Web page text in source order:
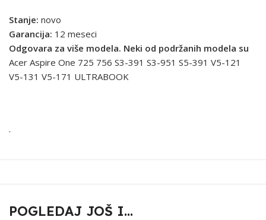
Stanje: novo
Garancija: 12 meseci
Odgovara za više modela. Neki od podržanih modela su
Acer Aspire One 725 756 S3-391 S3-951 S5-391 V5-121
V5-131 V5-171 ULTRABOOK
.
POGLEDAJ JOŠ I...